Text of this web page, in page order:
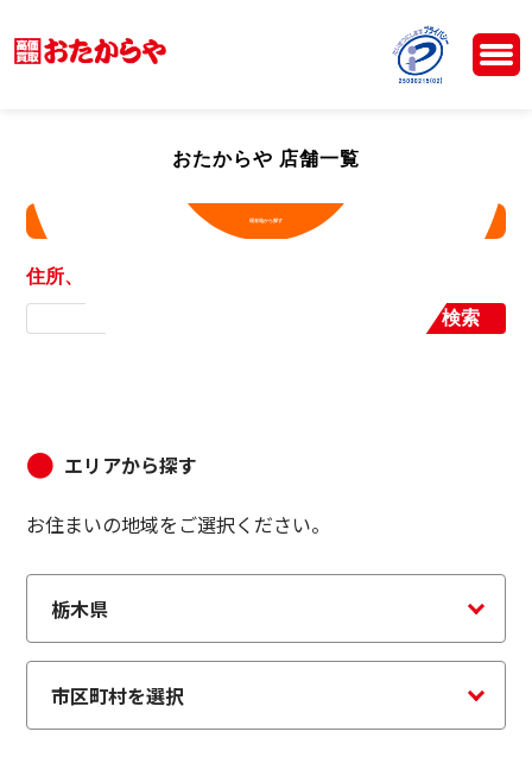
おたからや 店舗一覧
現在地から探す
住所、店舗名から探す
検索
エリアから探す
お住まいの地域をご選択ください。